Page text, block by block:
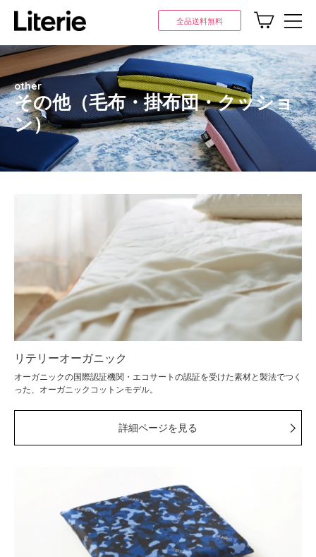
全品送料無料
other
その他（毛布・掛布団・クッショ
ン）
リテリーオーガニック
オーガニックの国際認証機関・エコサートの認証を受けた素材と製法でつく
った、オーガニックコットンモデル。
詳細ページを見る